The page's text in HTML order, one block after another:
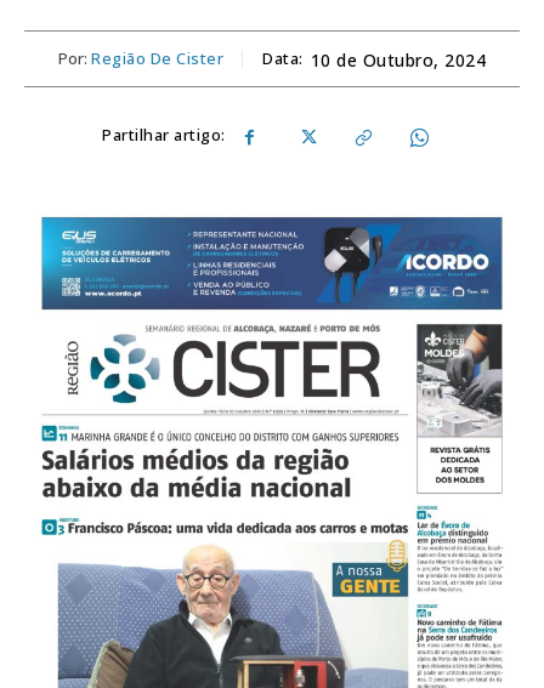
Por: Região De Cister Data: 10 de Outubro, 2024
Partilhar artigo: